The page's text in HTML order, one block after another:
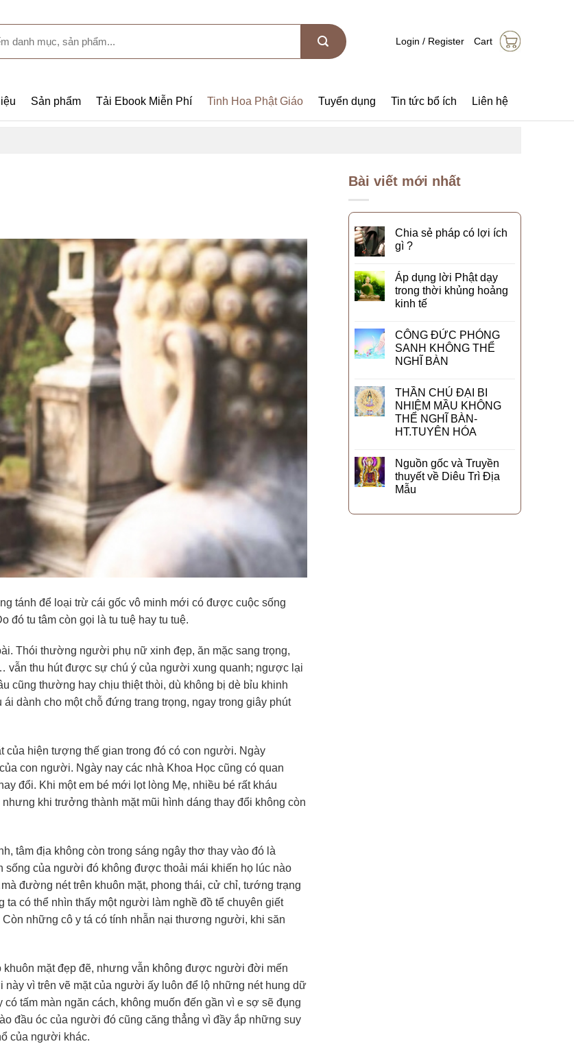
Login / Register Cart
Sản phẩm Tải Ebook Miễn Phí Tinh Hoa Phật Giáo Tuyển dụng Tin tức bổ ích Liên hệ
tánh để loại trừ cái gốc vô minh mới có được cuộc sống
đó tu tâm còn gọi là tu tuệ hay tu tuệ.
Thói thường người phụ nữ xinh đẹp, ăn mặc sang trọng,
vẫn thu hút được sự chú ý của người xung quanh; ngược lại
cũng thường hay chịu thiệt thòi, dù không bị dè bỉu khinh
dành cho một chỗ đứng trang trọng, ngay trong giây phút
của hiện tượng thế gian trong đó có con người. Ngày
con người. Ngày nay các nhà Khoa Học cũng có quan
đổi. Khi một em bé mới lọt lòng Mẹ, nhiều bé rất kháu
khi trưởng thành mặt mũi hình dáng thay đổi không còn
tâm địa không còn trong sáng ngây thơ thay vào đó là
sống của người đó không được thoải mái khiến họ lúc nào
đường nét trên khuôn mặt, phong thái, cử chỉ, tướng trạng
có thể nhìn thấy một người làm nghề đồ tể chuyên giết
những cô y tá có tính nhẫn nại thương người, khi săn
mặt đẹp đẽ, nhưng vẫn không được người đời mến
vì trên vẽ mặt của người ấy luôn để lộ những nét hung dữ
tấm màn ngăn cách, không muốn đến gần vì e sợ sẽ đụng
đầu óc của người đó cũng căng thẳng vì đầy ắp những suy
của người khác.
Bài viết mới nhất
Chia sẻ pháp có lợi ích
gì ?
Áp dụng lời Phật dạy
trong thời khủng hoảng
kinh tế
CÔNG ĐỨC PHÓNG
SANH KHÔNG THỂ
NGHĨ BÀN
THẦN CHÚ ĐẠI BI
NHIỆM MẦU KHÔNG
THỂ NGHĨ BÀN-
HT.TUYÊN HÓA
Nguồn gốc và Truyền
thuyết về Diêu Trì Địa
Mẫu